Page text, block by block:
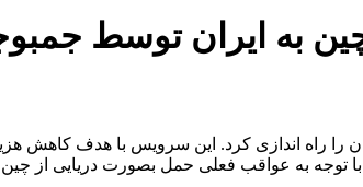
به ایران توسط
اندازی کرد. این سرویس با هدف کاهش
توجه به عواقب فعلی حمل بصورت دریایی از